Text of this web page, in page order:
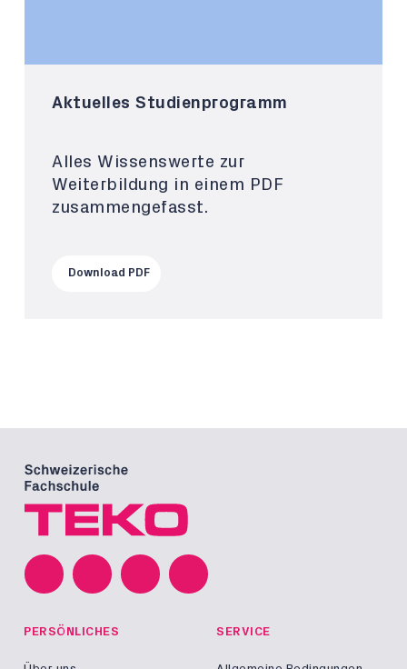
Aktuelles Studienprogramm
Alles Wissenswerte zur
Weiterbildung in einem PDF
zusammengefasst.
Download PDF
PERSÖNLICHES SERVICE